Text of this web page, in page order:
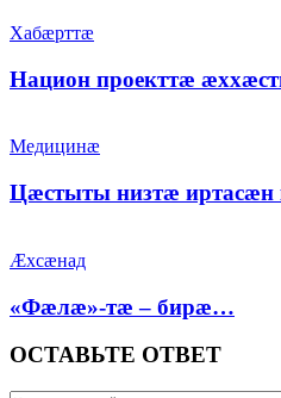
Хабæрттæ
Национ проекттæ
Медицинæ
Цæстыты низтæ иртасæн
Æхсæнад
«Фæлæ»-тæ – бирæ…
ОСТАВЬТЕ ОТВЕТ